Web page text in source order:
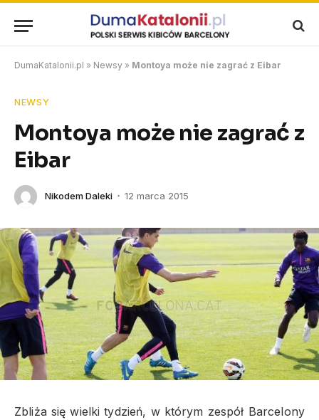
DumaKatalonii.pl » Newsy » Montoya może nie zagrać z Eibar
NEWSY
Montoya może nie zagrać z
Eibar
Nikodem Daleki 12 marca 2015
Zbliża się wielki tydzień, w którym zespół Barcelony